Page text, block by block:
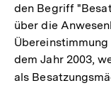
den Begriff
über die
dem Jahr 2003,
als